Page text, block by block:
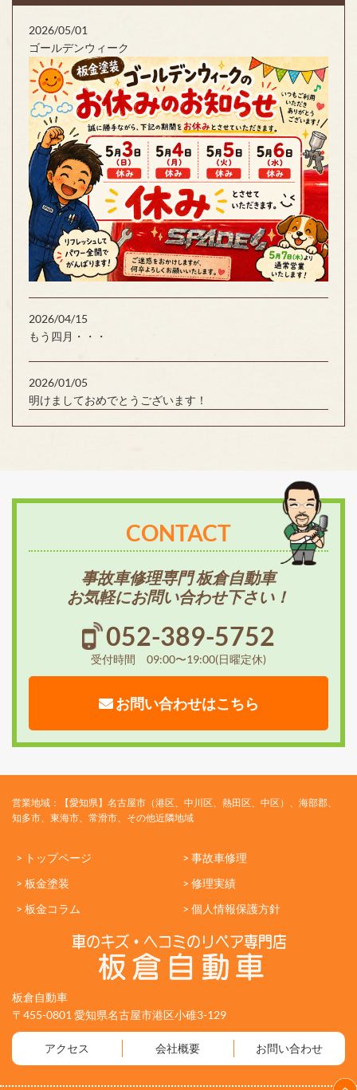
2026/05/01
ゴールデンウィーク
2026/04/15
もう四月・・・
2026/01/05
明けましておめでとうございます！
CONTACT
事故車修理専門 板倉自動車
お気軽にお問い合わせ下さい！
052-389-5752
受付時間 09:00〜19:00(日曜定休)
お問い合わせはこちら
営業地域：【愛知県】名古屋市（港区、中川区、熱田区、中区）、海部郡、
知多市、東海市、常滑市、その他近隣地域
> トップページ
> 事故車修理
> 板金塗装
> 修理実績
> 板金コラム
> 個人情報保護方針
板倉自動車
〒455-0801 愛知県名古屋市港区小碓3-129
アクセス 会社概要 お問い合わせ